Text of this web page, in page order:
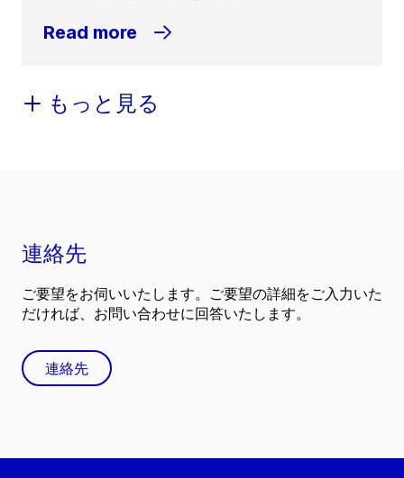
Read more
もっと見る
連絡先
ご要望をお伺いいたします。ご要望の詳細をご入力いた
だければ、お問い合わせに回答いたします。
連絡先